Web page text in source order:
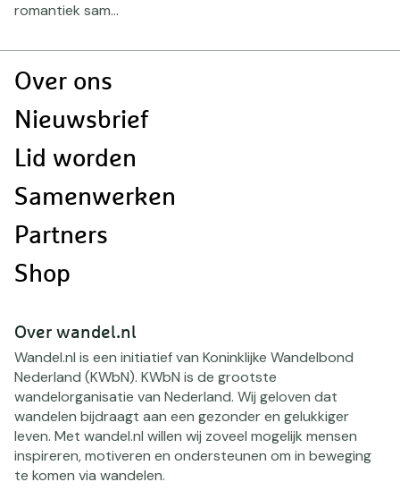
romantiek sam...
Doormat
Over ons
Nieuwsbrief
Lid worden
Samenwerken
Partners
Shop
Over wandel.nl
Wandel.nl is een initiatief van Koninklijke Wandelbond
Nederland (KWbN). KWbN is de grootste
wandelorganisatie van Nederland. Wij geloven dat
wandelen bijdraagt aan een gezonder en gelukkiger
leven. Met wandel.nl willen wij zoveel mogelijk mensen
inspireren, motiveren en ondersteunen om in beweging
te komen via wandelen.